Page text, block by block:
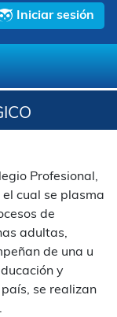
Iniciar sesión
Profesional,
cual se plasma
de
adultas,
de una u
y
se realizan